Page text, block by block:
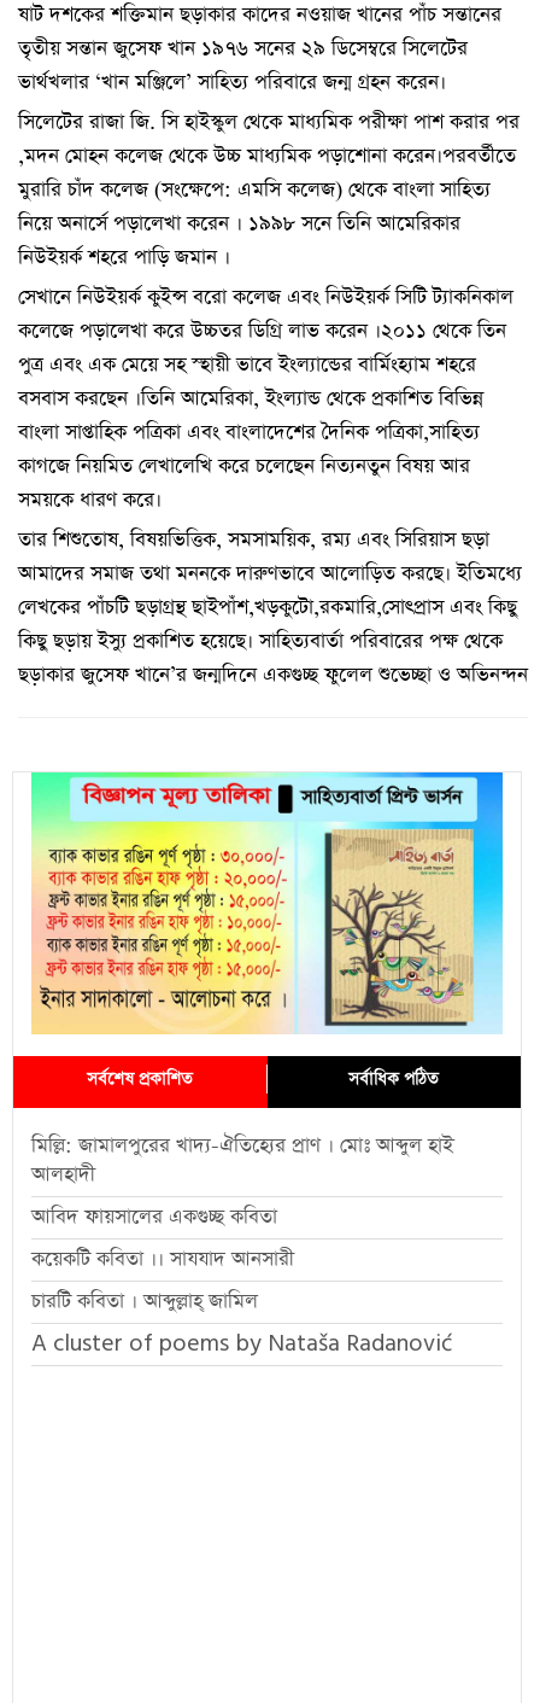
ষাট দশকের শক্তিমান ছড়াকার কাদের নওয়াজ খানের পাঁচ সন্তানের
তৃতীয় সন্তান জুসেফ খান ১৯৭৬ সনের ২৯ ডিসেম্বরে সিলেটের
ভার্থখলার ‘খান মঞ্জিলে’ সাহিত্য পরিবারে জন্ম গ্রহন করেন।
সিলেটের রাজা জি. সি হাইস্কুল থেকে মাধ্যমিক পরীক্ষা পাশ করার পর
,মদন মোহন কলেজ থেকে উচ্চ মাধ্যমিক পড়াশোনা করেন।পরবর্তীতে
মুরারি চাঁদ কলেজ (সংক্ষেপে: এমসি কলেজ) থেকে বাংলা সাহিত্য
নিয়ে অনার্সে পড়ালেখা করেন । ১৯৯৮ সনে তিনি আমেরিকার
নিউইয়র্ক শহরে পাড়ি জমান ।
সেখানে নিউইয়র্ক কুইন্স বরো কলেজ এবং নিউইয়র্ক সিটি ট্যাকনিকাল
কলেজে পড়ালেখা করে উচ্চতর ডিগ্রি লাভ করেন ।২০১১ থেকে তিন
পুত্র এবং এক মেয়ে সহ স্হায়ী ভাবে ইংল্যান্ডের বার্মিংহ্যাম শহরে
বসবাস করছেন ।তিনি আমেরিকা, ইংল্যান্ড থেকে প্রকাশিত বিভিন্ন
বাংলা সাপ্তাহিক পত্রিকা এবং বাংলাদেশের দৈনিক পত্রিকা,সাহিত্য
কাগজে নিয়মিত লেখালেখি করে চলেছেন নিত্যনতুন বিষয় আর
সময়কে ধারণ করে।
তার শিশুতোষ, বিষয়ভিত্তিক, সমসাময়িক, রম্য এবং সিরিয়াস ছড়া
আমাদের সমাজ তথা মননকে দারুণভাবে আলোড়িত করছে। ইতিমধ্যে
লেখকের পাঁচটি ছড়াগ্রন্থ ছাইপাঁশ,খড়কুটো,রকমারি,সোৎপ্রাস এবং কিছু
কিছু ছড়ায় ইস্যু প্রকাশিত হয়েছে। সাহিত্যবার্তা পরিবারের পক্ষ থেকে
ছড়াকার জুসেফ খানে’র জন্মদিনে একগুচ্ছ ফুলেল শুভেচ্ছা ও অভিনন্দন
সর্বশেষ প্রকাশিত সর্বাধিক পঠিত
মিল্লি: জামালপুরের খাদ্য-ঐতিহ্যের প্রাণ । মোঃ আব্দুল হাই
আলহাদী
আবিদ ফায়সালের একগুচ্ছ কবিতা
কয়েকটি কবিতা ।। সাযযাদ আনসারী
চারটি কবিতা । আব্দুল্লাহ্ জামিল
A cluster of poems by Nataša Radanović